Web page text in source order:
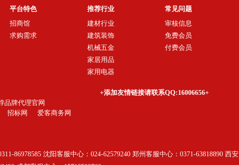
平台特色
招商馆
求购需求
推荐行业
建材行业
建筑装饰
机械五金
家居用品
家用电器
常见问题
审核信息
免费会员
付费会员
+添加友情链接请联系QQ:16006656+
品牌代理官网
招标网
爱客商务网
86978585 沈阳客服中心：024-62579240 郑州客服中心：0371-63818890 西安